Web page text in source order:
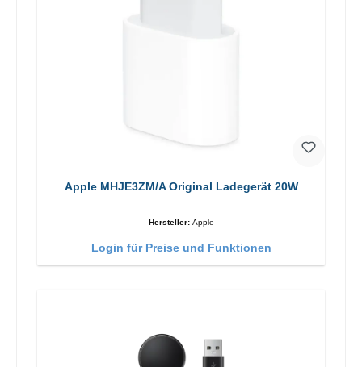
Apple MHJE3ZM/A Original Ladegerät 20W
Hersteller: Apple
Login für Preise und Funktionen